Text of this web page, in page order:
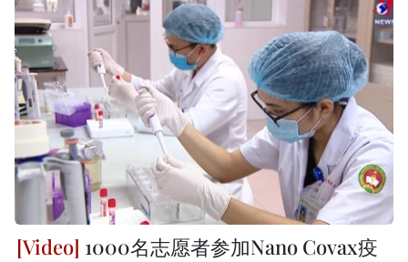
1000名志愿者参加Nano Covax疫